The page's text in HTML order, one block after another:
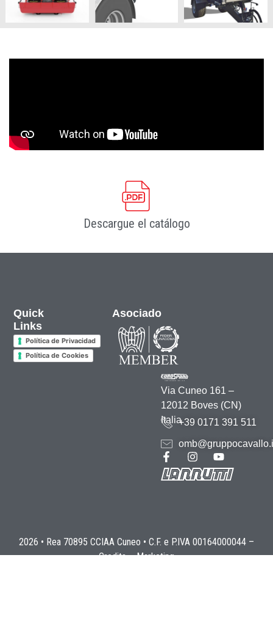
Descargue el catálogo
Via Cuneo 161 –
12012 Boves (CN)
Italia+39 0171 391 511
Quick
Links
Política de Privacidad
Política de Cookies
Asociado
2026 • Rea 70895 CCIAA Cuneo • C.F. e P.IVA 00164000044 –
Credits–Marketing